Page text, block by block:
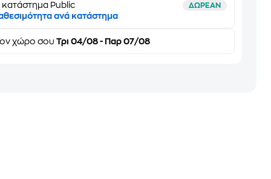
κατάστημα Public ΔΩΡΕΑΝ
ανά κατάστημα
χώρο σου Τρι 04/08 - Παρ 07/08